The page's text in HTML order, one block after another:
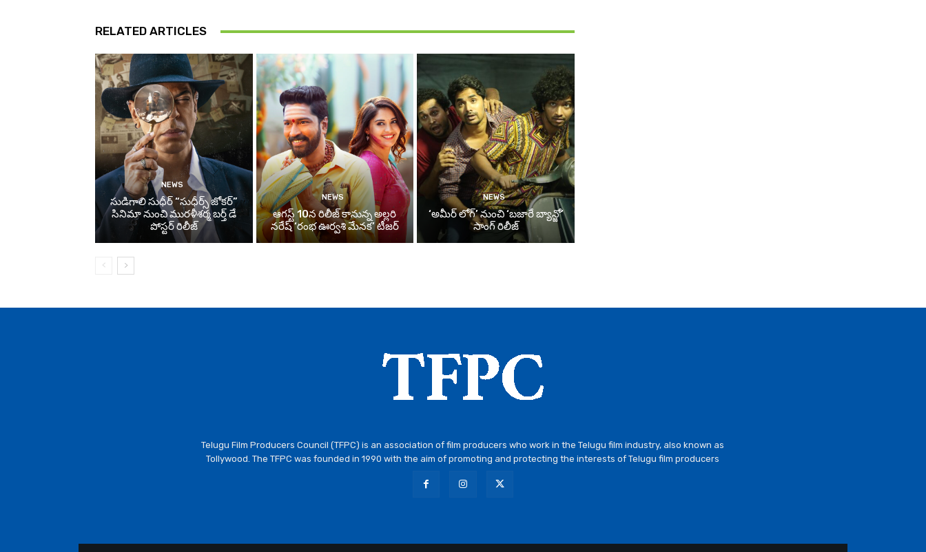
RELATED ARTICLES
NEWS
సుడిగాలి సుధీర్ “సుధీర్స్ జోకర్”
సినిమా నుంచి మురళీశర్మ బర్త్ డే
పోస్టర్ రిలీజ్
NEWS
ఆగస్ట్ 10న రిలీజ్ కానున్న అల్లరి
నరేష్ ‘రంభ ఊర్వశి మేనక’ టీజర్
NEWS
‘అమీర్ లోగ్’ నుంచి ‘బజారే బ్యాన్జో’
సాంగ్ రిలీజ్
Telugu Film Producers Council (TFPC) is an association of film producers who work in the Telugu film industry, also known as
Tollywood. The TFPC was founded in 1990 with the aim of promoting and protecting the interests of Telugu film producers